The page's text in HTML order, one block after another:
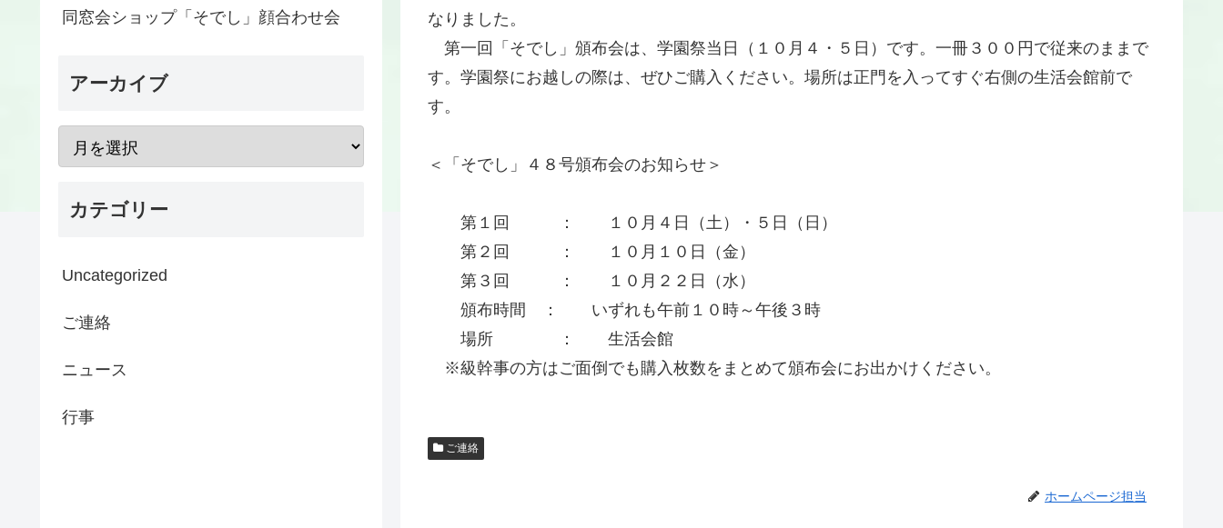
なりました。
第一回「そでし」頒布会は、学園祭当日（１０月４・５日）です。一冊３００円で従来のままで
す。学園祭にお越しの際は、ぜひご購入ください。場所は正門を入ってすぐ右側の生活会館前で
す。
＜「そでし」４８号頒布会のお知らせ＞
第１回 ： １０月４日（土）・５日（日）
第２回 ： １０月１０日（金）
第３回 ： １０月２２日（水）
頒布時間 ： いずれも午前１０時～午後３時
場所 ： 生活会館
※級幹事の方はご面倒でも購入枚数をまとめて頒布会にお出かけください。
ご連絡
ホームページ担当
同窓会ショップ「そでし」顔合わせ会
アーカイブ
カテゴリー
Uncategorized
ご連絡
ニュース
行事